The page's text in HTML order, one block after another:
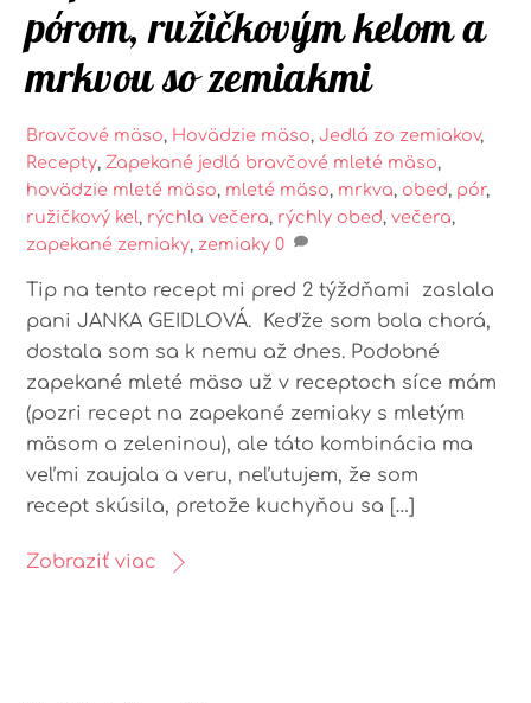
pórom, ružičkovým kelom a
mrkvou so zemiakmi
Bravčové mäso, Hovädzie mäso,Jedlá zo zemiakov,
Recepty, Zapekané jedlá bravčové mleté mäso,
hovädzie mleté mäso, mleté mäso, mrkva, obed, pór,
ružičkový kel, rýchla večera, rýchly obed,večera,
zapekané zemiaky, zemiaky 0
Tip na tento recept mi pred 2 týždňami zaslala
pani JANKA GEIDLOVÁ. Keďže som bola chorá,
dostala som sa k nemu až dnes. Podobné
zapekané mleté mäso už v receptoch síce mám
(pozri recept na zapekané zemiaky s mletým
mäsom a zeleninou), ale táto kombinácia ma
veľmi zaujala a veru, neľutujem, že som
recept skúsila, pretože kuchyňou sa […]
Zobraziť viac